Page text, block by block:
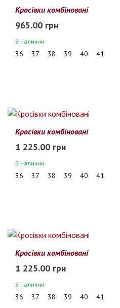
Кросівки комбіновані
965.00 грн
В наличии
36 37 38 39 40 41
Кросівки комбіновані
1 225.00 грн
В наличии
36 37 38 39 40 41
Кросівки комбіновані
1 225.00 грн
В наличии
36 37 38 39 40 41